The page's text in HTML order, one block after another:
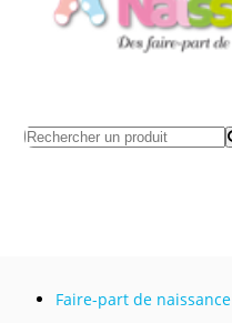
Faire-part de naissance